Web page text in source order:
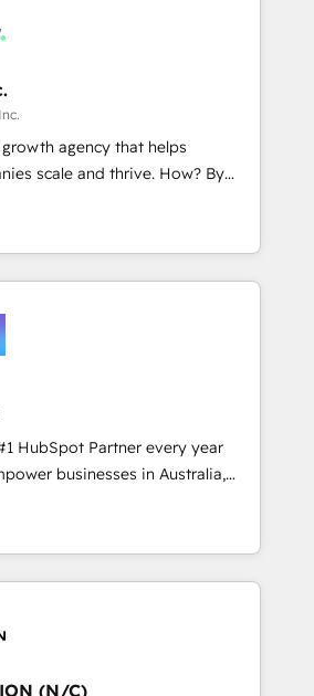
Elixir is located in
sales and service
renowned for our business
(re-)design experience and a
with complex solutions like SAP,
company also has
customer portals and
we're champions
growth agency that helps
and thrive. How? By
every single revenue-
business. We’re proud
Partners and devout CRM
HubSpot’s custom digital
machine that drives more
leads and crushes your
and we'd love to work with you
Migrations between systems
generation strategies Time-
HubSpot Partner every year
globally to realise their full
HubSpot CRM
platform, covering marketing,
start-up to Enterprise, and have
(N/C)